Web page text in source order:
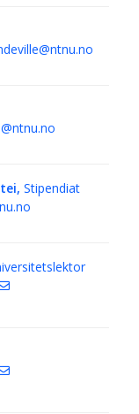
Stipendiat